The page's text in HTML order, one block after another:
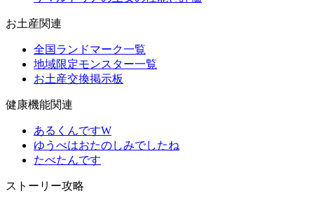
お土産関連
全国ランドマーク一覧
地域限定モンスター一覧
お土産交換掲示板
健康機能関連
あるくんですW
ゆうべはおたのしみでしたね
たべたんです
ストーリー攻略